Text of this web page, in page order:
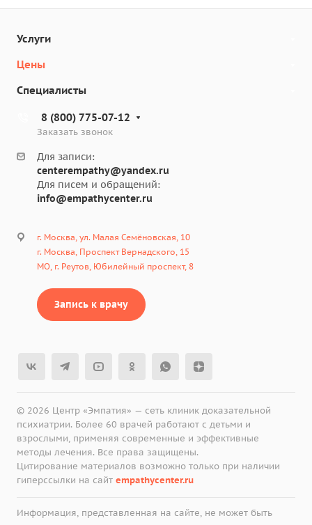
Услуги
Цены
Специалисты
8 (800) 775-07-12
Заказать звонок
Для записи:
centerempathy@yandex.ru
Для писем и обращений:
info@empathycenter.ru
г. Москва, ул. Малая Семёновская, 10
г. Москва, Проспект Вернадского, 15
МО, г. Реутов, Юбилейный проспект, 8
Запись к врачу
© 2026 Центр «Эмпатия» — сеть клиник доказательной
психиатрии. Более 60 врачей работают с детьми и
взрослыми, применяя современные и эффективные
методы лечения. Все права защищены.
Цитирование материалов возможно только при наличии
гиперссылки на сайт empathycenter.ru
Информация, представленная на сайте, не может быть